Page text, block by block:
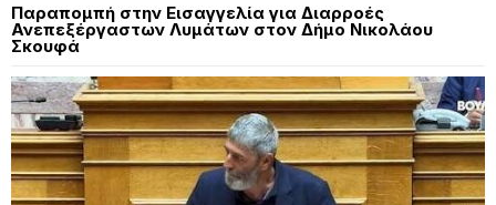
Παραπομπή στην Εισαγγελία για Διαρροές
Ανεπεξέργαστων Λυμάτων στον Δήμο Νικολάου
Σκουφά